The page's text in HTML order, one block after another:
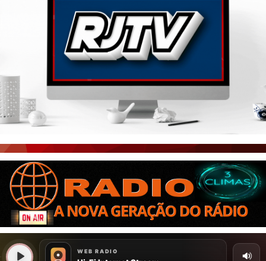
PORTAL CEARÁ
ÚLTIMAS POSTAGENS
BOAS NOTÍCIAS...VIRAM MANCHETE!
CEARÁ BRASIL NOTÍCIAS
CEARÁ BRASIL MUNDO 1
BRASIL DE FATO
NOTÍCIAS GERAIS
CONECTE-SE